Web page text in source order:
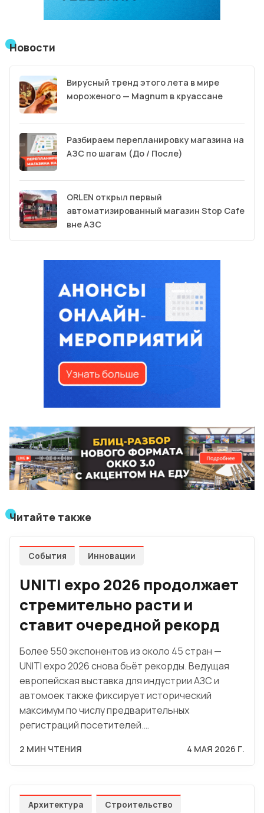
Новости
Вирусный тренд этого лета в мире
мороженого — Magnum в круассане
Разбираем перепланировку магазина на
АЗС по шагам (До / После)
ORLEN открыл первый
автоматизированный магазин Stop Cafe
вне АЗС
Читайте также
События Инновации
UNITI expo 2026 продолжает
стремительно расти и
ставит очередной рекорд
Более 550 экспонентов из около 45 стран —
UNITI expo 2026 снова бьёт рекорды. Ведущая
европейская выставка для индустрии АЗС и
автомоек также фиксирует исторический
максимум по числу предварительных
регистраций посетителей.…
2 МИН ЧТЕНИЯ 4 МАЯ 2026 Г.
Архитектура Строительство